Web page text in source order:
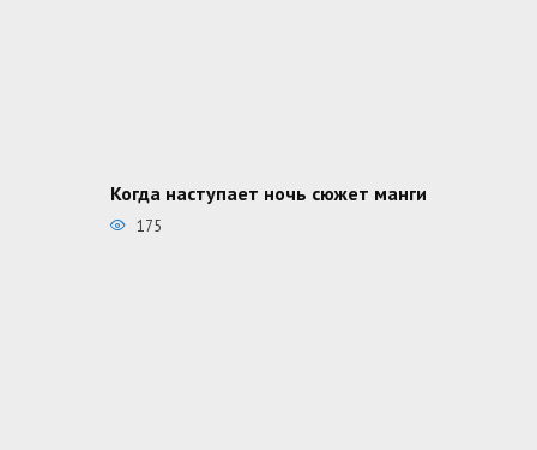
Когда наступает ночь сюжет манги
175